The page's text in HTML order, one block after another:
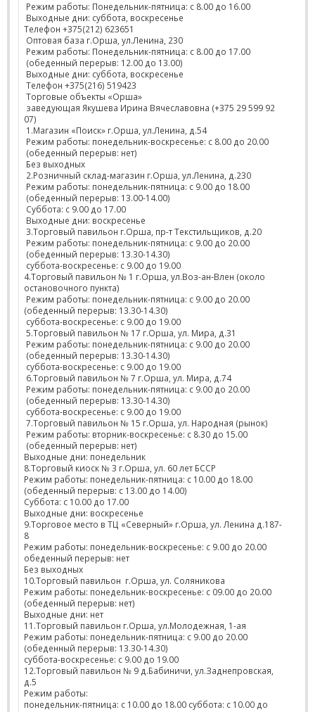
Режим работы: Понедельник-пятница: с 8.00 до 16.00
Выходные дни: суббота, воскресенье
Телефон +375(212) 623651
Оптовая база г.Орша, ул.Ленина, 230
Режим работы: Понедельник-пятница: с 8.00 до 17.00
(обеденный перерыв: 12.00 до 13.00)
Выходные дни: суббота, воскресенье
Телефон +375(216) 519423
Торговые объекты «Орша»
заведующая Якушева Ирина Вячеславовна (+375 29 599 92
07)
1.Магазин «Поиск» г.Орша, ул.Ленина, д.54
Режим работы: понедельник-воскресенье: с 8.00 до 20.00
(обеденный перерыв: нет)
Без выходных
2.Розничный склад-магазин г.Орша, ул.Ленина, д.230
Режим работы: понедельник-пятница: с 9.00 до 18.00
(обеденный перерыв: 13.00-14.00)
Суббота: с 9.00 до 17.00
Выходные дни: воскресенье
3.Торговый павильон г.Орша, пр-т Текстильщиков, д.20
Режим работы: понедельник-пятница: с 9.00 до 20.00
(обеденный перерыв: 13.30-14.30)
суббота-воскресенье: с 9.00 до 19.00
4.Торговый павильон № 1 г.Орша, ул.Воз-ан-Влен (около
остановочного пункта)
Режим работы: понедельник-пятница: с 9.00 до 20.00
(обеденный перерыв: 13.30-14.30)
суббота-воскресенье: с 9.00 до 19.00
5.Торговый павильон № 17 г.Орша, ул. Мира, д.31
Режим работы: понедельник-пятница: с 9.00 до 20.00
(обеденный перерыв: 13.30-14.30)
суббота-воскресенье: с 9.00 до 19.00
6.Торговый павильон № 7 г.Орша, ул. Мира, д.74
Режим работы: понедельник-пятница: с 9.00 до 20.00
(обеденный перерыв: 13.30-14.30)
суббота-воскресенье: с 9.00 до 19.00
7.Торговый павильон № 15 г.Орша, ул. Народная (рынок)
Режим работы: вторник-воскресенье: с 8.30 до 15.00
(обеденный перерыв: нет)
Выходные дни: понедельник
8.Торговый киоск № 3 г.Орша, ул. 60 лет БССР
Режим работы: понедельник-пятница: с 10.00 до 18.00
(обеденный перерыв: с 13.00 до 14.00)
Суббота: с 10.00 до 17.00
Выходные дни: воскресенье
9.Торговое место в ТЦ «Северный» г.Орша, ул. Ленина д.187-
8
Режим работы: понедельник-воскресенье: с 9.00 до 20.00
обеденный перерыв: нет
Без выходных
10.Торговый павильон г.Орша, ул. Соляникова
Режим работы: понедельник-воскресенье: с 09.00 до 20.00
(обеденный перерыв: нет)
Выходные дни: нет
11.Торговый павильон г.Орша, ул.Молодежная, 1-ая
Режим работы: понедельник-пятница: с 9.00 до 20.00
(обеденный перерыв: 13.30-14.30)
суббота-воскресенье: с 9.00 до 19.00
12.Торговый павильон № 9 д.Бабиничи, ул.Заднепровская,
д.5
Режим работы:
понедельник-пятница: с 10.00 до 18.00 суббота: с 10.00 до